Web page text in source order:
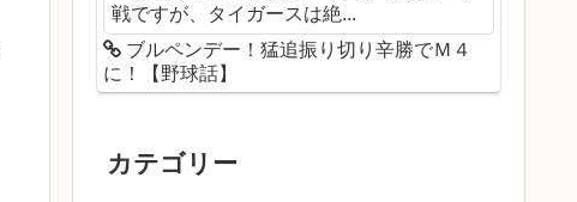
戦ですが、タイガースは絶...
ブルペンデー！猛追振り切り辛勝でＭ４
に！【野球話】
カテゴリー